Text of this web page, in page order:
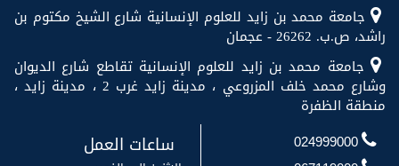
جامعة محمد بن زايد للعلوم الإنسانية شارع الشيخ مكتوم بن
راشد، ص.ب. 26262 - عجمان
جامعة محمد بن زايد للعلوم الإنسانية تقاطع شارع الديوان
وشارع محمد خلف المزروعي ، مدينة زايد غرب 2 ، مدينة زايد ،
منطقة الظفرة
024999000
ساعات العمل